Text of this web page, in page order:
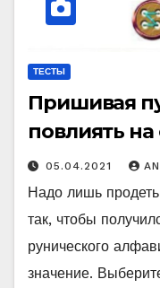
ТЕСТЫ
Пришивая
повлиять
05.04.2021
Надо лишь продеть
так, чтобы
рунического
значение.